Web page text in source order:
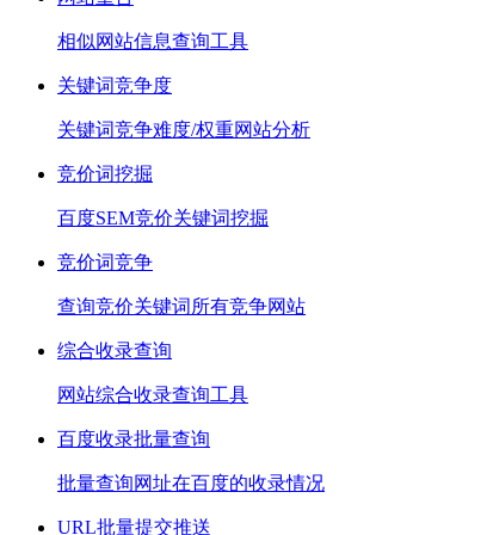
相似网站信息查询工具
关键词竞争度
关键词竞争难度/权重网站分析
竞价词挖掘
百度SEM竞价关键词挖掘
竞价词竞争
查询竞价关键词所有竞争网站
综合收录查询
网站综合收录查询工具
百度收录批量查询
批量查询网址在百度的收录情况
URL批量提交推送